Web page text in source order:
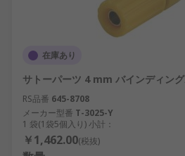
在庫あり
サトーパーツ 4 mm バインディン
RS品番 645-8708
メーカー型番 T-3025-Y
1 袋(1袋5個入り) 小計：
￥1,462.00(税抜)